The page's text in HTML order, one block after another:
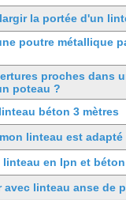
la portée d'un
poutre métallique
proches dans
poteau ?
béton 3 mètres
linteau est adapté
en Ipn et béton
avec linteau anse de